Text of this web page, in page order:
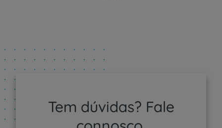
Tem dúvidas? Fale